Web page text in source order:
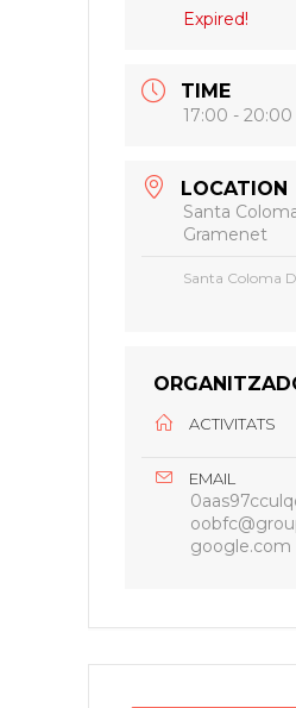
Expired!
TIME
17:00 - 20:00
LOCATION
Santa
Gramenet
Santa Coloma
ACTIVITATS
EMAIL
google.com